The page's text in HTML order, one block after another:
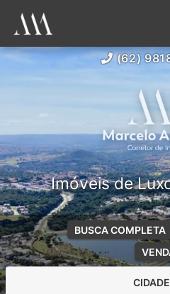
(62)
Imóveis de
BUSCA COMPLETA